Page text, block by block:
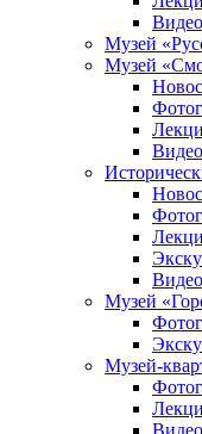
Музей
Музей
Музей
Музей-